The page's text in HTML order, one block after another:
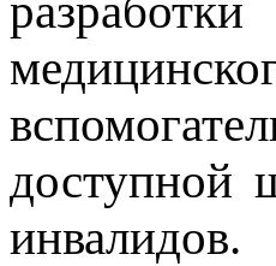
доступной
инвалидов.